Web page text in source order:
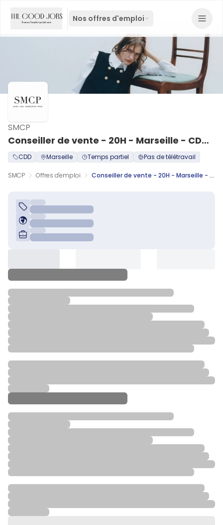
Nos offres d'emploi
Conseiller de vente - 20H - Marseille - CDD (H/F)
SMCP
CDD Marseille Temps partiel Pas de télétravail
SMCP Offres d'emploi Conseiller de vente - 20H - Marseille - CDD (H/F)